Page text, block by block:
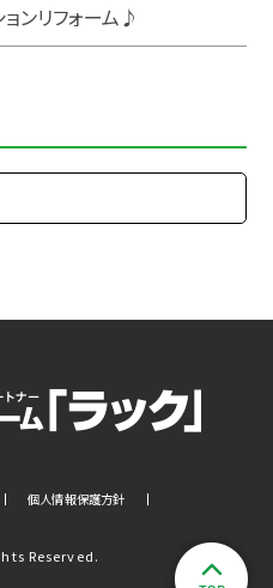
ンリフォーム♪
個人情報保護方針
Reserved.